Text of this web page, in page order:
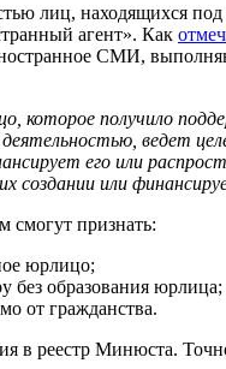
лиц, находящихся
агент». Как
СМИ,
которое получило
ведет
его или
создании или
смогут признать:
юрлицо;
без образования юрлица;
от гражданства.
в реестр Минюста.